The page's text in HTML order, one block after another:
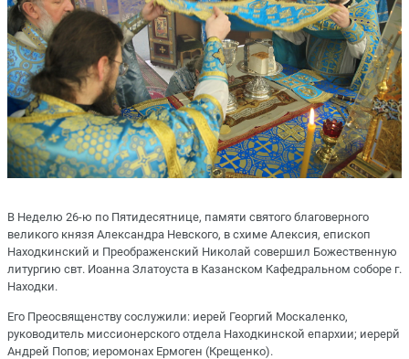
В Неделю 26-ю по Пятидесятнице, памяти святого благоверного
великого князя Александра Невского, в схиме Алексия, епископ
Находкинский и Преображенский Николай совершил Божественную
литургию свт. Иоанна Златоуста в Казанском Кафедральном соборе г.
Находки.
Его Преосвященству сослужили: иерей Георгий Москаленко,
руководитель миссионерского отдела Находкинской епархии; иерерй
Андрей Попов; иеромонах Ермоген (Крещенко).